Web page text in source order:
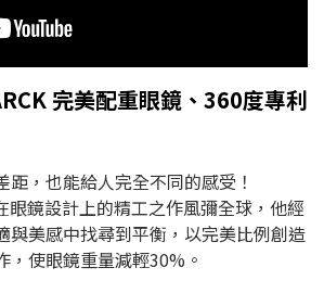
完美配重眼鏡、360度專利
距，也能給人完全不同的感受！
眼鏡設計上的精工之作風彌全球，他經
與美感中找尋到平衡，以完美比例創造
，使眼鏡重量減輕30%。